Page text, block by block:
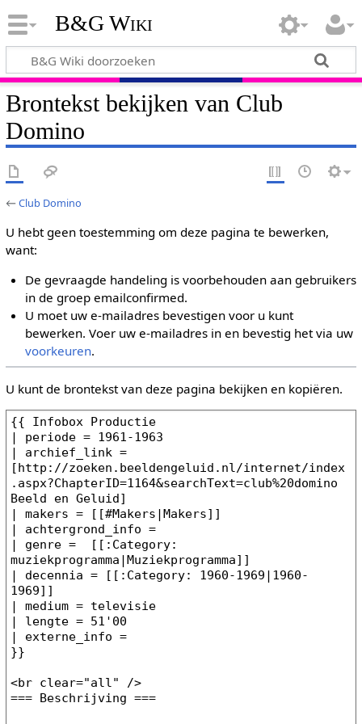
B&G Wiki
Brontekst bekijken van Club
Domino
←Club Domino
U hebt geen toestemming om deze pagina te bewerken,
want:
De gevraagde handeling is voorbehouden aan gebruikers
in de groep emailconfirmed.
U moet uw e-mailadres bevestigen voor u kunt
bewerken. Voer uw e-mailadres in en bevestig het via uw
voorkeuren.
U kunt de brontekst van deze pagina bekijken en kopiëren.